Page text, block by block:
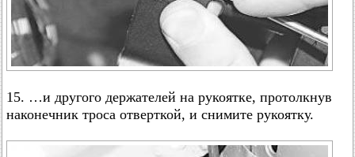
15. …и другого держателей на рукоятке, протолкнув
наконечник троса отверткой, и снимите рукоятку.